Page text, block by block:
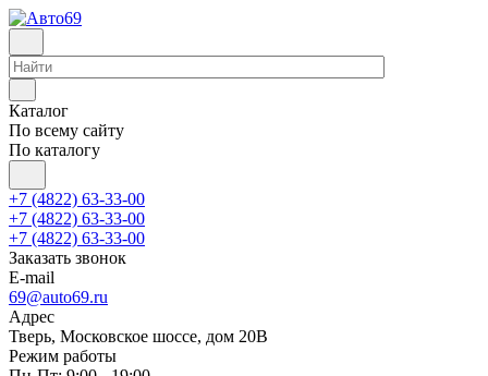
Каталог
По всему сайту
По каталогу
+7 (4822) 63-33-00
+7 (4822) 63-33-00
+7 (4822) 63-33-00
Заказать звонок
E-mail
69@auto69.ru
Адрес
Тверь, Московское шоссе, дом 20В
Режим работы